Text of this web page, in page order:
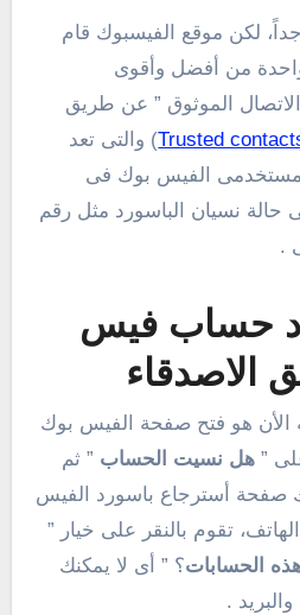
لكن موقع الفيسبوك قام
من أفضل وأقوى
الموثوق ” عن طريق
Trusted) والتى تعد
مستخدمى الفيس بوك فى
حالة نسيان الباسورد مثل رقم
.
حساب فيس
الاصدقاء
الأن هو فتح صفحة الفيس بوك
” هل نسيت الحساب ” ثم
أسترجاع باسورد الفيس
تقوم بالنقر على خيار ”
الحسابات؟ ” أى لا يمكنك
.